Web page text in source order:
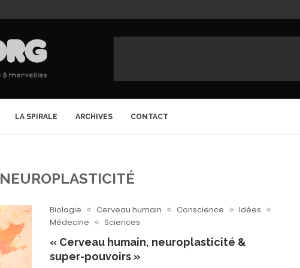
LA SPIRALE ARCHIVES CONTACT
NEUROPLASTICITÉ
Biologie Cerveau humain Conscience
Idées
Médecine
Sciences
« Cerveau humain, neuroplasticité &
super-pouvoirs »